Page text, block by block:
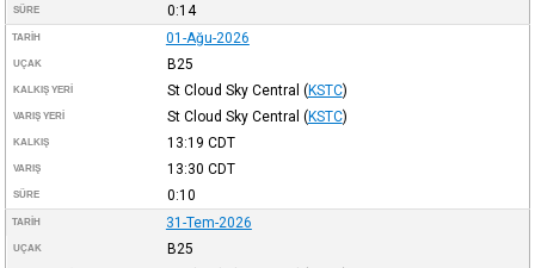
SÜRE 0:14
TARIH 01-Ağu-2026
UÇAK B25
KALKIŞ YERI St Cloud Sky Central (KSTC)
VARIŞ YERI St Cloud Sky Central (KSTC)
KALKIŞ 13:19 CDT
VARIŞ 13:30 CDT
SÜRE 0:10
TARIH 31-Tem-2026
UÇAK B25